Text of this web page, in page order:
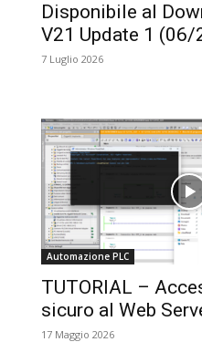
Disponibile al
V21 Update 1 (06/
7 Luglio 2026
Automazione PLC
TUTORIAL –
sicuro al Web
17 Maggio 2026